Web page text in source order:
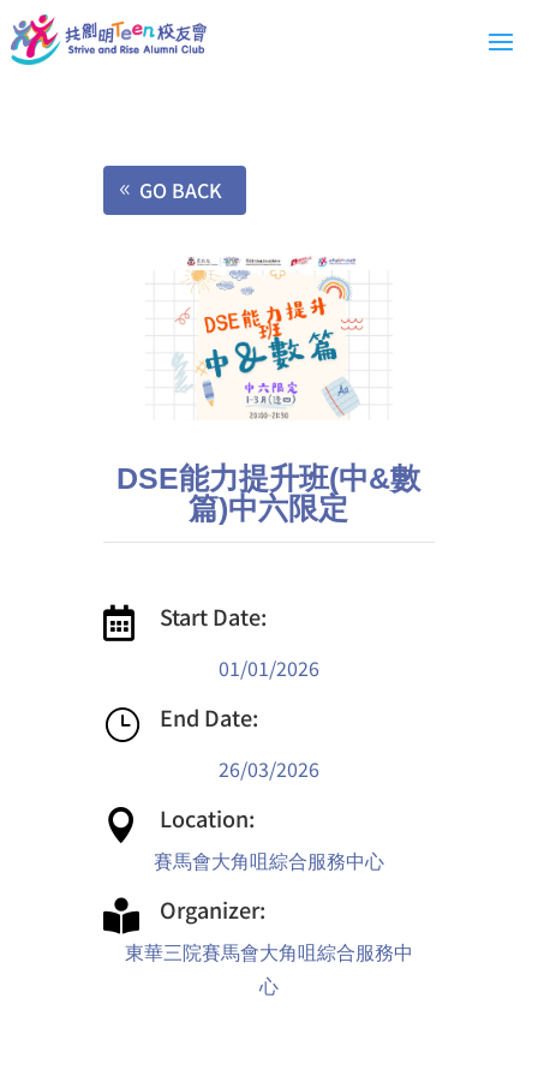
GO BACK
DSE能力提升班(中&數
篇)中六限定
 Start Date:
01/01/2026
} End Date:
26/03/2026
 Location:
賽馬會大角咀綜合服務中心
 Organizer:
東華三院賽馬會大角咀綜合服務中
心